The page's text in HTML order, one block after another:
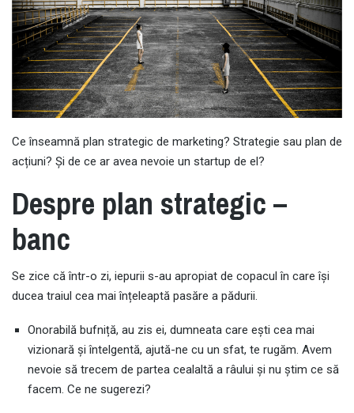
Ce înseamnă plan strategic de marketing? Strategie sau plan de
acțiuni? Și de ce ar avea nevoie un startup de el?
Despre plan strategic –
banc
Se zice că într-o zi, iepurii s-au apropiat de copacul în care își
ducea traiul cea mai înțeleaptă pasăre a pădurii.
Onorabilă bufniță, au zis ei, dumneata care ești cea mai
vizionară și întelgentă, ajută-ne cu un sfat, te rugăm. Avem
nevoie să trecem de partea cealaltă a râului și nu știm ce să
facem. Ce ne sugerezi?